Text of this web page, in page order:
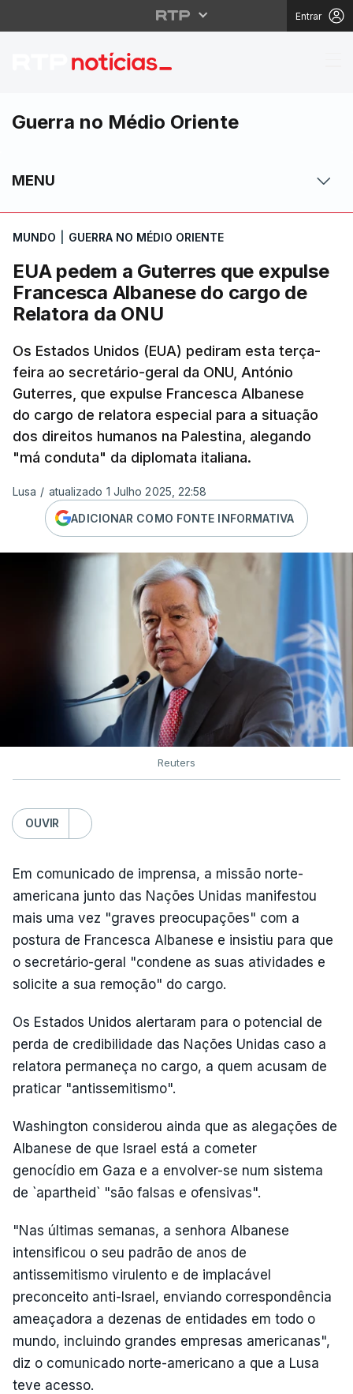
Entrar
EUA pedem a
Guerra no Médio Oriente
MENU
MUNDO GUERRA NO MÉDIO ORIENTE
EUA pedem a Guterres que expulse
Francesca Albanese do cargo de
Relatora da ONU
Os Estados Unidos (EUA) pediram esta terça-
feira ao secretário-geral da ONU, António
Guterres, que expulse Francesca Albanese
do cargo de relatora especial para a situação
dos direitos humanos na Palestina, alegando
"má conduta" da diplomata italiana.
Lusa / atualizado 1 Julho 2025, 22:58
ADICIONAR COMO FONTE INFORMATIVA
Reuters
OUVIR
Em comunicado de imprensa, a missão norte-
americana junto das Nações Unidas manifestou
mais uma vez "graves preocupações" com a
postura de Francesca Albanese e insistiu para que
o secretário-geral "condene as suas atividades e
solicite a sua remoção" do cargo.
Os Estados Unidos alertaram para o potencial de
perda de credibilidade das Nações Unidas caso a
relatora permaneça no cargo, a quem acusam de
praticar "antissemitismo".
Washington considerou ainda que as alegações de
Albanese de que Israel está a cometer
genocídio em Gaza e a envolver-se num sistema
de `apartheid` "são falsas e ofensivas".
"Nas últimas semanas, a senhora Albanese
intensificou o seu padrão de anos de
antissemitismo virulento e de implacável
preconceito anti-Israel, enviando correspondência
ameaçadora a dezenas de entidades em todo o
mundo, incluindo grandes empresas americanas",
diz o comunicado norte-americano a que a Lusa
teve acesso.